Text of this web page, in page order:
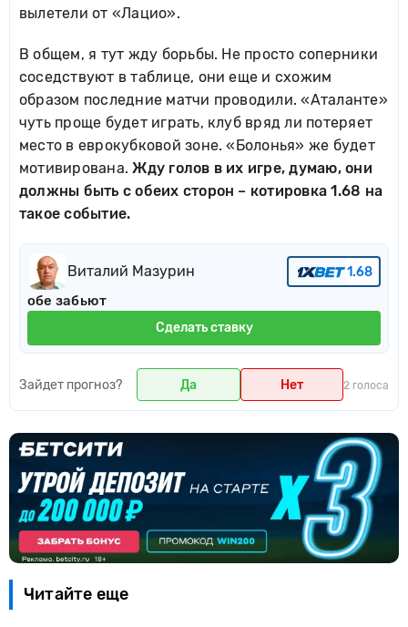
вылетели от «Лацио».
В общем, я тут жду борьбы. Не просто соперники
соседствуют в таблице, они еще и схожим
образом последние матчи проводили. «Аталанте»
чуть проще будет играть, клуб вряд ли потеряет
место в еврокубковой зоне. «Болонья» же будет
мотивирована.Жду голов в их игре, думаю, они
должны быть с обеих сторон – котировка 1.68 на
такое событие.
Виталий Мазурин 1.68
обе забьют
Сделать ставку
Зайдет прогноз? Да Нет 2 голоса
Читайте еще